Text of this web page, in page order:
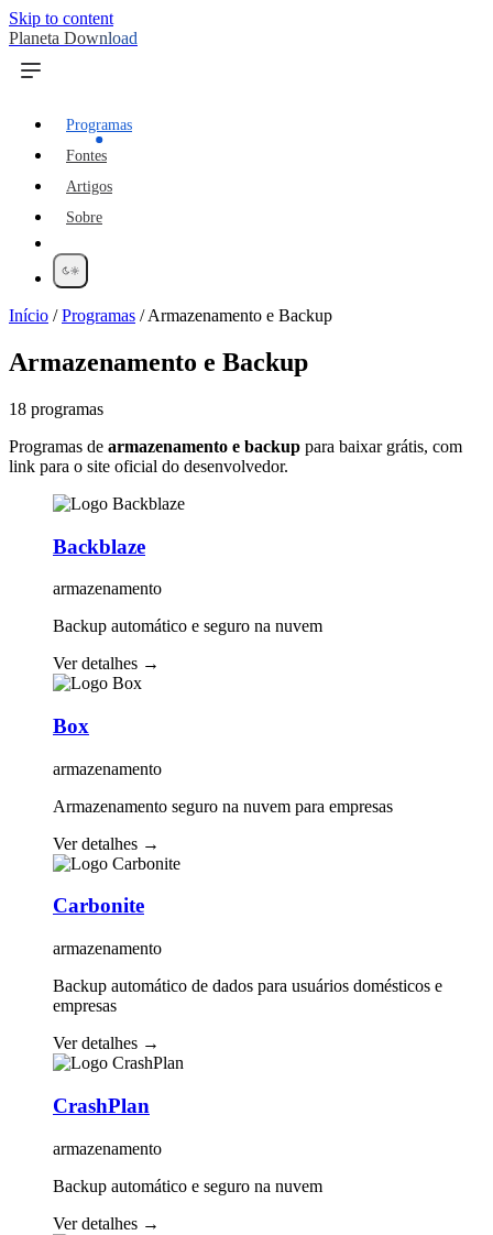
Skip to content
Planeta Download
Programas
Fontes
Artigos
Sobre
Início /Programas /Armazenamento e Backup
Armazenamento e Backup
18 programas
Programas de armazenamento e backup para baixar grátis, com
link para o site oficial do desenvolvedor.
Backblaze
armazenamento
Backup automático e seguro na nuvem
Ver detalhes →
Box
armazenamento
Armazenamento seguro na nuvem para empresas
Ver detalhes →
Carbonite
armazenamento
Backup automático de dados para usuários domésticos e
empresas
Ver detalhes →
CrashPlan
armazenamento
Backup automático e seguro na nuvem
Ver detalhes →